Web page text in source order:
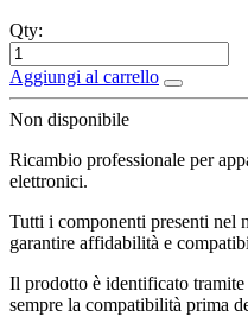
Qty:
Aggiungi al carrello
Non disponibile
Ricambio professionale per
elettronici.
Tutti i componenti presenti nel
garantire affidabilità e
Il prodotto è identificato
sempre la compatibilità prima